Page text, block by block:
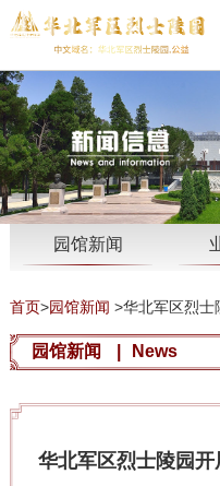
园馆新闻
首页>园馆新闻 >华北军区烈士
园馆新闻 News
华北军区烈士陵园